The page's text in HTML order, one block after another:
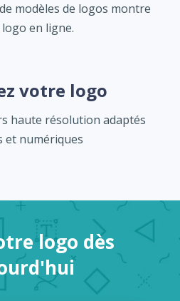
modèles de logos montre
en ligne.
votre logo
haute résolution adaptés
et numériques
logo dès